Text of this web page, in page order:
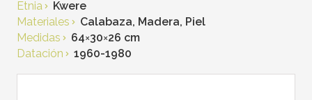
Etnia
Kwere
Materiales
Calabaza, Madera, Piel
Medidas
64×30×26 cm
Datación
1960-1980